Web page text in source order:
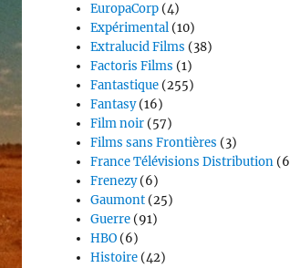
EuropaCorp (4)
Expérimental (10)
Extralucid Films (38)
Factoris Films (1)
Fantastique (255)
Fantasy(16)
Film noir (57)
Films sans Frontières (3)
France Télévisions Distribution
Frenezy(6)
Gaumont (25)
Guerre (91)
HBO (6)
Histoire (42)